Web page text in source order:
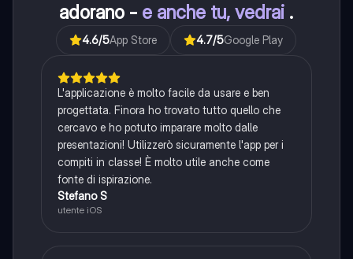
adorano - e anche tu, vedrai .
4.6/5App Store 4.7/5Google Play
L'applicazione è molto facile da usare e ben
progettata. Finora ho trovato tutto quello che
cercavo e ho potuto imparare molto dalle
presentazioni! Utilizzerò sicuramente l'app per i
compiti in classe! È molto utile anche come
fonte di ispirazione.
Stefano S
utente iOS